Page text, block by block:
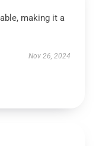
making it a
Nov 26, 2024